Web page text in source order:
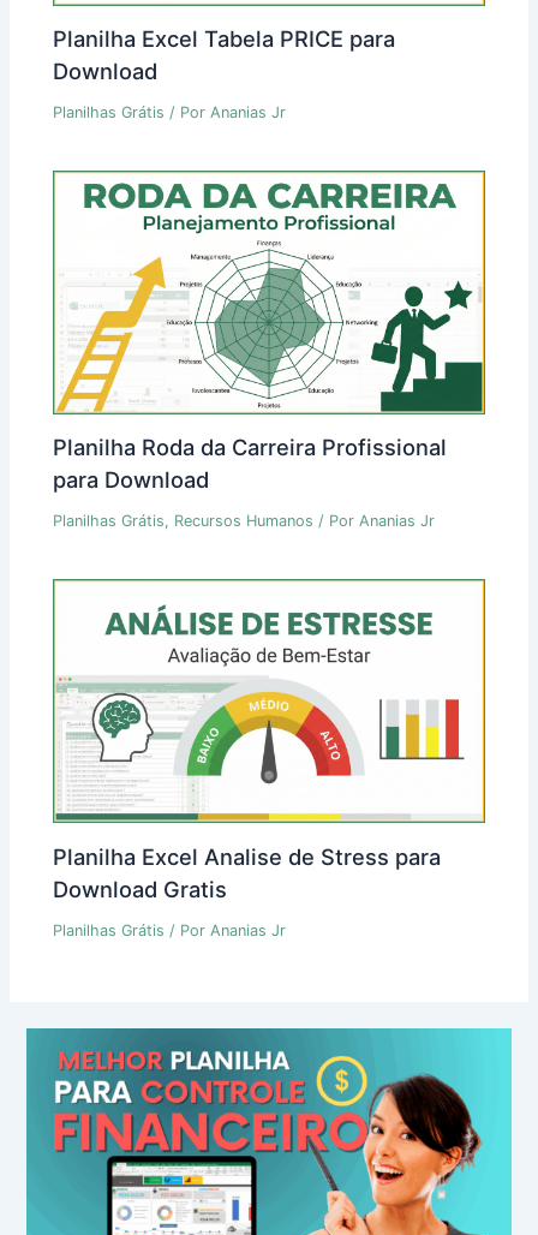
Planilha Excel Tabela PRICE para
Download
Planilhas Grátis / PorAnanias Jr
Planilha Roda da Carreira Profissional
para Download
Planilhas Grátis, Recursos Humanos / PorAnanias Jr
Planilha Excel Analise de Stress para
Download Gratis
Planilhas Grátis / PorAnanias Jr